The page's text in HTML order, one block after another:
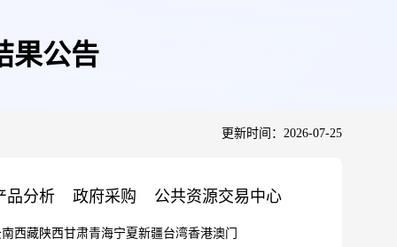
果公告
更新时间：2026-07-25
品分析 政府采购 公共资源交易中心
西藏陕西甘肃青海宁夏新疆台湾香港澳门